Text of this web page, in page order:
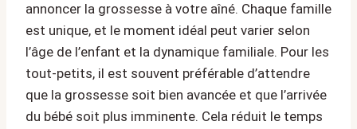
annoncer la grossesse à votre aîné. Chaque famille
est unique, et le moment idéal peut varier selon
l’âge de l’enfant et la dynamique familiale. Pour les
tout-petits, il est souvent préférable d’attendre
que la grossesse soit bien avancée et que l’arrivée
du bébé soit plus imminente. Cela réduit le temps